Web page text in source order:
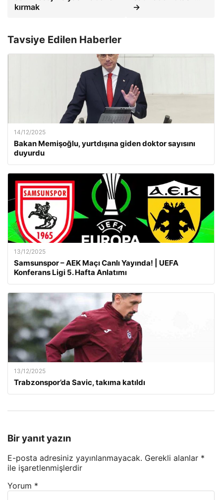
kırmak
→
Tavsiye Edilen Haberler
14/12/2025
Bakan Memişoğlu, yurtdışına giden doktor sayısını
duyurdu
13/12/2025
Samsunspor – AEK Maçı Canlı Yayında! | UEFA
Konferans Ligi 5. Hafta Anlatımı
13/12/2025
Trabzonspor’da Savic, takıma katıldı
Bir yanıt yazın
E-posta adresiniz yayınlanmayacak. Gerekli alanlar *
ile işaretlenmişlerdir
Yorum *